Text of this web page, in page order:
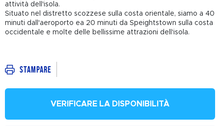
attività dell'isola.
Situato nel distretto scozzese sulla costa orientale, siamo a 40
minuti dall'aeroporto ea 20 minuti da Speightstown sulla costa
occidentale e molte delle bellissime attrazioni dell'isola.
Stampare
VERIFICARE LA DISPONIBILITÀ